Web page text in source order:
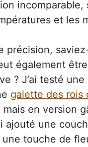
et les
précision,
également
? J’ai testé
galette des rois
mais en version
ajouté une
touche de